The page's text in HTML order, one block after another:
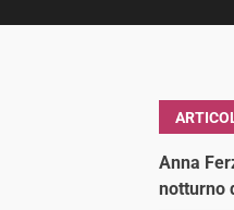
Anna
notturno